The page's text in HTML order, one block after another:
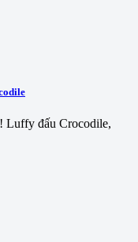
Luffy đấu Crocodile,